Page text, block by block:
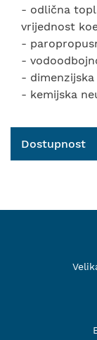
- odlična
vrijednost
-
-
-
- kemijska
Dostupnost